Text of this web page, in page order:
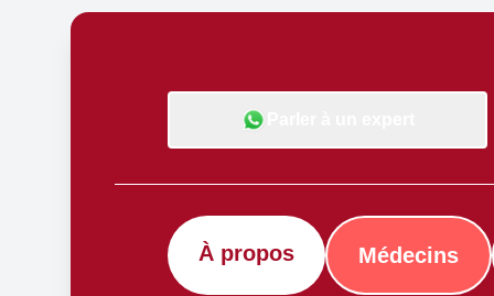
À propos Médecins